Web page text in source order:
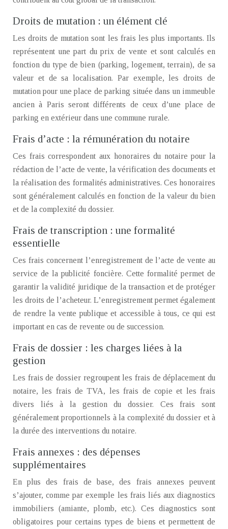
Droits de mutation : un élément clé
Les droits de mutation sont les frais les plus importants. Ils
représentent une part du prix de vente et sont calculés en
fonction du type de bien (parking, logement, terrain), de sa
valeur et de sa localisation. Par exemple, les droits de
mutation pour une place de parking située dans un immeuble
ancien à Paris seront différents de ceux d’une place de
parking en extérieur dans une commune rurale.
Frais d’acte : la rémunération du notaire
Ces frais correspondent aux honoraires du notaire pour la
rédaction de l’acte de vente, la vérification des documents et
la réalisation des formalités administratives. Ces honoraires
sont généralement calculés en fonction de la valeur du bien
et de la complexité du dossier.
Frais de transcription : une formalité
essentielle
Ces frais concernent l’enregistrement de l’acte de vente au
service de la publicité foncière. Cette formalité permet de
garantir la validité juridique de la transaction et de protéger
les droits de l’acheteur. L’enregistrement permet également
de rendre la vente publique et accessible à tous, ce qui est
important en cas de revente ou de succession.
Frais de dossier : les charges liées à la
gestion
Les frais de dossier regroupent les frais de déplacement du
notaire, les frais de TVA, les frais de copie et les frais
divers liés à la gestion du dossier. Ces frais sont
généralement proportionnels à la complexité du dossier et à
la durée des interventions du notaire.
Frais annexes : des dépenses
supplémentaires
En plus des frais de base, des frais annexes peuvent
s’ajouter, comme par exemple les frais liés aux diagnostics
immobiliers (amiante, plomb, etc.). Ces diagnostics sont
obligatoires pour certains types de biens et permettent de